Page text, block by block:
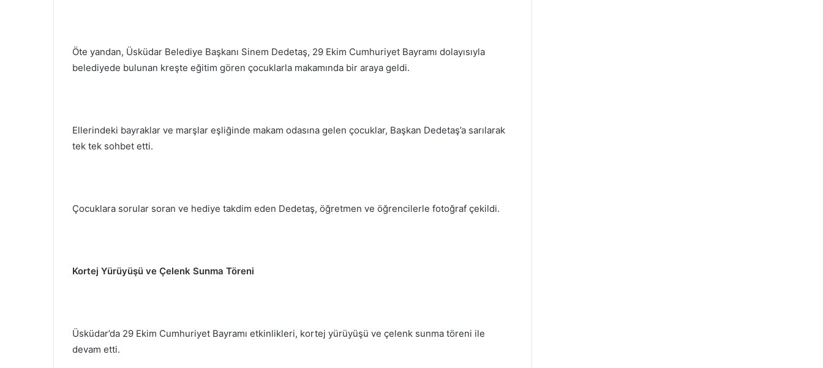
Öte yandan, Üsküdar Belediye Başkanı Sinem Dedetaş, 29 Ekim Cumhuriyet Bayramı dolayısıyla
belediyede bulunan kreşte eğitim gören çocuklarla makamında bir araya geldi.
Ellerindeki bayraklar ve marşlar eşliğinde makam odasına gelen çocuklar, Başkan Dedetaş’a sarılarak
tek tek sohbet etti.
Çocuklara sorular soran ve hediye takdim eden Dedetaş, öğretmen ve öğrencilerle fotoğraf çekildi.
Kortej Yürüyüşü ve Çelenk Sunma Töreni
Üsküdar’da 29 Ekim Cumhuriyet Bayramı etkinlikleri, kortej yürüyüşü ve çelenk sunma töreni ile
devam etti.